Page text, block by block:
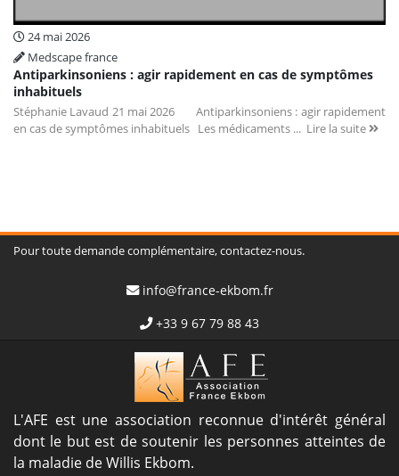
24 mai 2026
Medscape france
Antiparkinsoniens : agir rapidement en cas de symptômes
inhabituels
Stéphanie Lavaud 21 mai 2026 Antiparkinsoniens : agir rapidement
en cas de symptômes inhabituels Les médicaments ... Lire la suite
Pour toute demande complémentaire, contactez-nous.
info@france-ekbom.fr
+33 9 67 79 88 43
L'AFE est une association reconnue d'intérêt général
dont le but est de soutenir les personnes atteintes de
la maladie de Willis Ekbom.